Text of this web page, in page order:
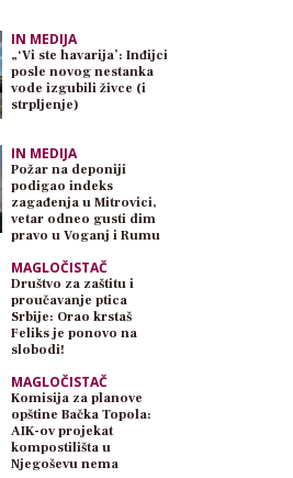
IN MEDIJA
„‘Vi ste havarija’: Inđijci
posle novog nestanka
vode izgubili živce (i
strpljenje)
IN MEDIJA
Požar na deponiji
podigao indeks
zagađenja u Mitrovici,
vetar odneo gusti dim
pravo u Voganj i Rumu
MAGLOČISTAČ
Društvo za zaštitu i
proučavanje ptica
Srbije: Orao krstaš
Feliks je ponovo na
slobodi!
MAGLOČISTAČ
Komisija za planove
opštine Bačka Topola:
AIK-ov projekat
kompostilišta u
Njegoševu nema